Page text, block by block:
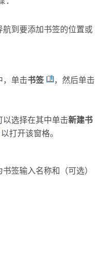
到要添加书签的位置或
，单击书签
，然后单击
选择在其中单击新建书
打开该窗格。
签输入名称和（可选）